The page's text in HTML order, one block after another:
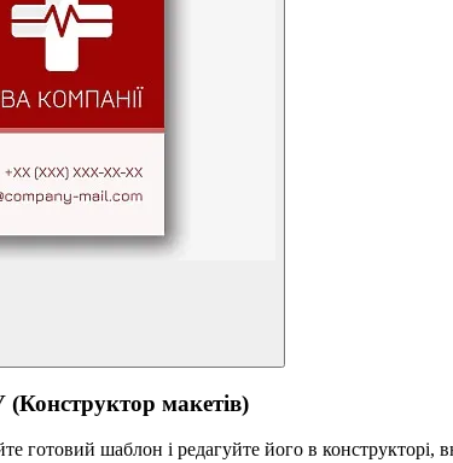
макетів)
готовий шаблон і редагуйте його в конструкторі,